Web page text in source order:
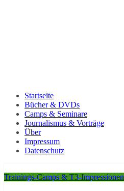
Startseite
Bücher & DVDs
Camps & Seminare
Journalismus & Vorträge
Über
Impressum
Datenschutz
Trainings-Camps & T3-Impressionen